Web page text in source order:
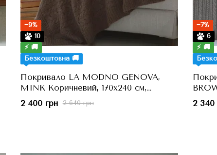
−9%
10
⚡ 🚚
Безкоштовна 🚚
Покривало LA MODNO GENOVA,
MINK Коричневий, 170x240 см,
Полуторний2 640 грн
2 400 грн
−7%
6
⚡ 🚚
Євро
2 340